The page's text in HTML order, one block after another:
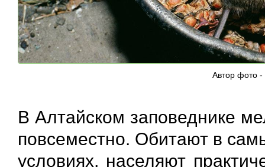
Автор фото -
В Алтайском заповеднике
повсеместно. Обитают в
условиях, населяют